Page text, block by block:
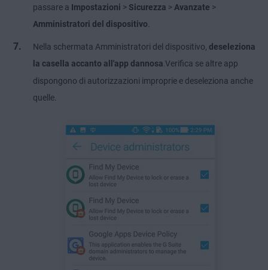
passare a Impostazioni > Sicurezza > Avanzate >
Amministratori del dispositivo.
Nella schermata Amministratori del dispositivo, deseleziona
la casella accanto all'app dannosa.Verifica se altre app
dispongono di autorizzazioni improprie e deseleziona anche
quelle.